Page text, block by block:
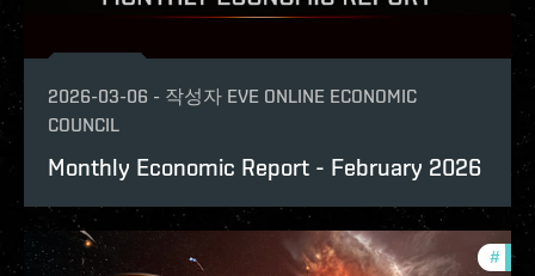
2026-03-06 - 작성자 EVE ONLINE ECONOMIC
COUNCIL
Monthly Economic Report - February 2026
#